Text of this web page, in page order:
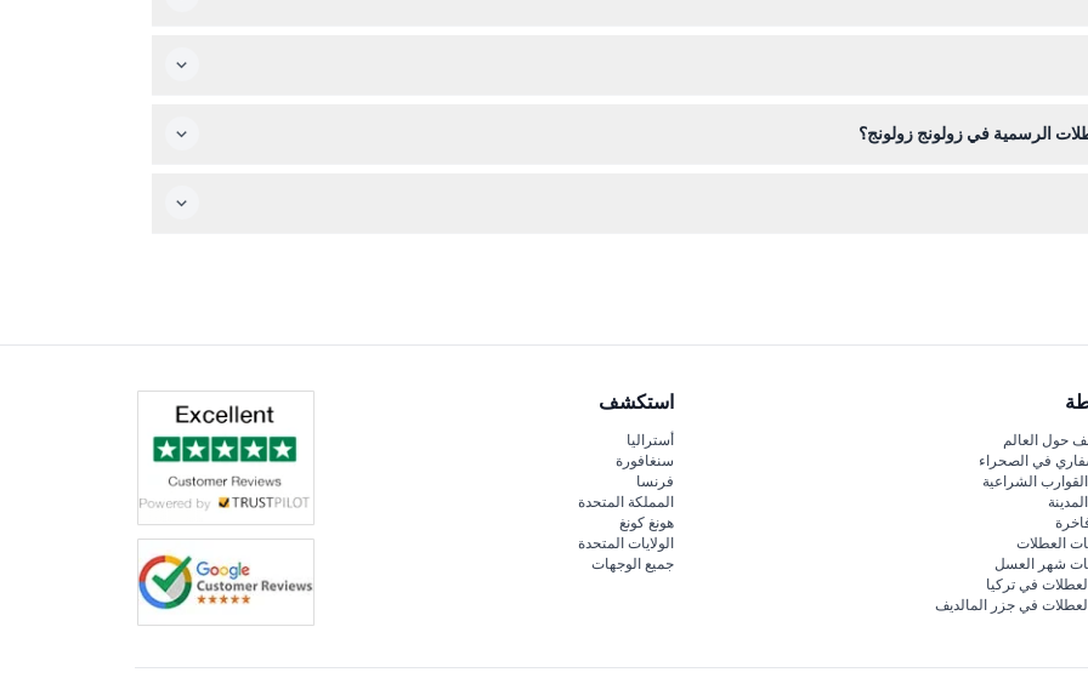
الرسمية في زولونج زولونج؟
حول العالم
في الصحراء
الشراعية
العطلات
شهر العسل
في تركيا
في جزر المالديف
استكشف
أستراليا
سنغافورة
فرنسا
المملكة المتحدة
هونغ كونغ
الولايات المتحدة
جميع الوجهات